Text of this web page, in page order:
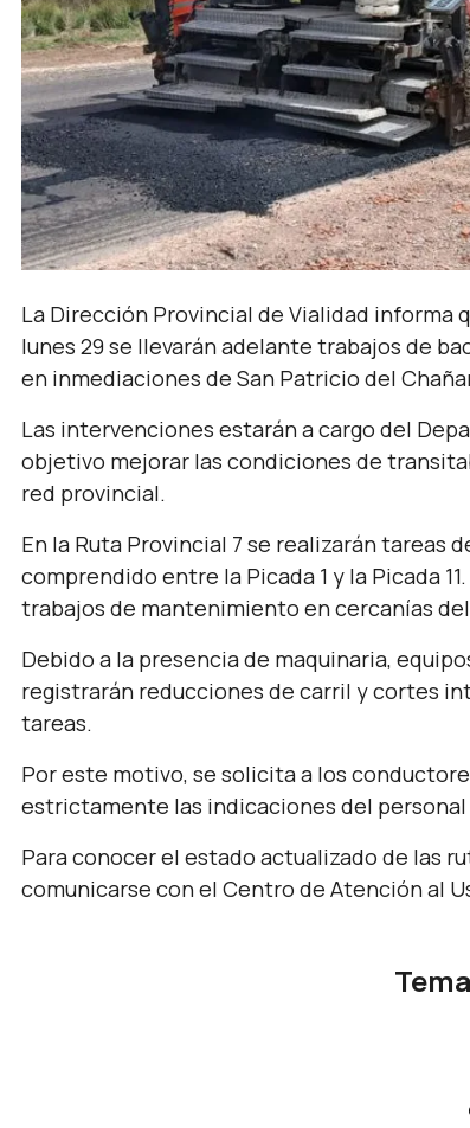
La Dirección Provincial de Vialidad informa
lunes 29 se llevarán adelante trabajos de
en inmediaciones de San Patricio del
Las intervenciones estarán a cargo del
objetivo mejorar las condiciones de
red provincial.
En la Ruta Provincial 7 se realizarán
comprendido entre la Picada 1 y la Picada
trabajos de mantenimiento en cercanías
Debido a la presencia de maquinaria,
registrarán reducciones de carril y cortes
tareas.
Por este motivo, se solicita a los
estrictamente las indicaciones del
Para conocer el estado actualizado de las
comunicarse con el Centro de Atención al